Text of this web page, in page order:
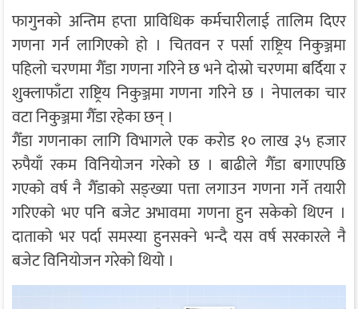
फागुनको अन्तिम हप्ता प्राविधिक कर्मचारीलाई तालिम दिएर
गणना गर्न लागिएको हो । चितवन र पर्सा राष्ट्रिय निकुञ्जमा
पहिलो चरणमा गैँडा गणना गरिने छ भने दोस्रो चरणमा बर्दिया र
शुक्लाफाँटा राष्ट्रिय निकुञ्जमा गणना गरिने छ । नेपालका चार
वटा निकुञ्जमा गैँडा रहेका छन् ।
गैँडा गणनाका लागि विभागले एक करोड १० लाख ३५ हजार
रुपैयाँ रकम विनियोजन गरेको छ । बाढीले गैँडा बगाएपछि
गएको वर्ष नै गैँडाको सङ्ख्या पत्ता लगाउन गणना गर्ने तयारी
गरिएको भए पनि बजेट अभावमा गणना हुन सकेको थिएन ।
दाताको भर पर्दा समस्या हुनसक्ने भन्दै यस वर्ष सरकारले नै
बजेट विनियोजन गरेको थियो ।